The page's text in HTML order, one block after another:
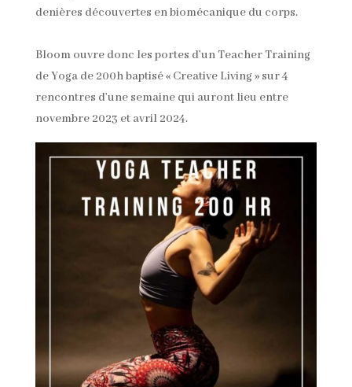
denières découvertes en biomécanique du corps.
Bloom ouvre donc les portes d’un Teacher Training
de Yoga de 200h baptisé « Creative Living » sur 4
rencontres d’une semaine qui auront lieu entre
novembre 2023 et avril 2024.